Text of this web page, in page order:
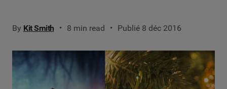
By Kit Smith 8 min read Publié 8 déc 2016